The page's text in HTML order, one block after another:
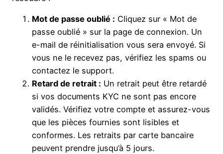
Mot de passe oublié : Cliquez sur « Mot de
passe oublié » sur la page de connexion. Un
e-mail de réinitialisation vous sera envoyé. Si
vous ne le recevez pas, vérifiez les spams ou
contactez le support.
Retard de retrait : Un retrait peut être retardé
si vos documents KYC ne sont pas encore
validés. Vérifiez votre compte et assurez-vous
que les pièces fournies sont lisibles et
conformes. Les retraits par carte bancaire
peuvent prendre jusqu’à 5 jours.